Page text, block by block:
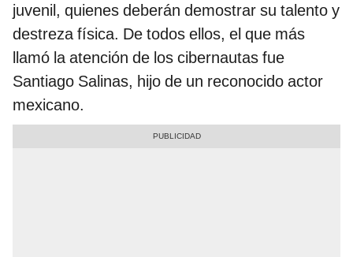
juvenil, quienes deberán demostrar su talento y
destreza física. De todos ellos, el que más
llamó la atención de los cibernautas fue
Santiago Salinas, hijo de un reconocido actor
mexicano.